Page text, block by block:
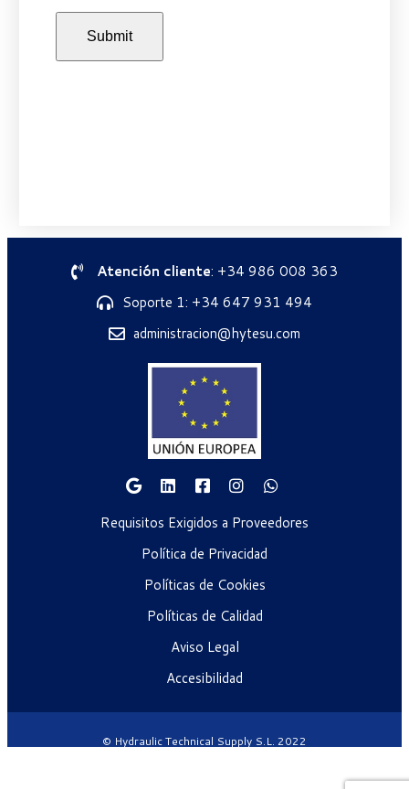
Atención cliente: +34 986 008 363
Soporte 1: +34 647 931 494
administracion@hytesu.com
Requisitos Exigidos a Proveedores
Política de Privacidad
Políticas de Cookies
Políticas de Calidad
Aviso Legal
Accesibilidad
© Hydraulic Technical Supply S.L. 2022